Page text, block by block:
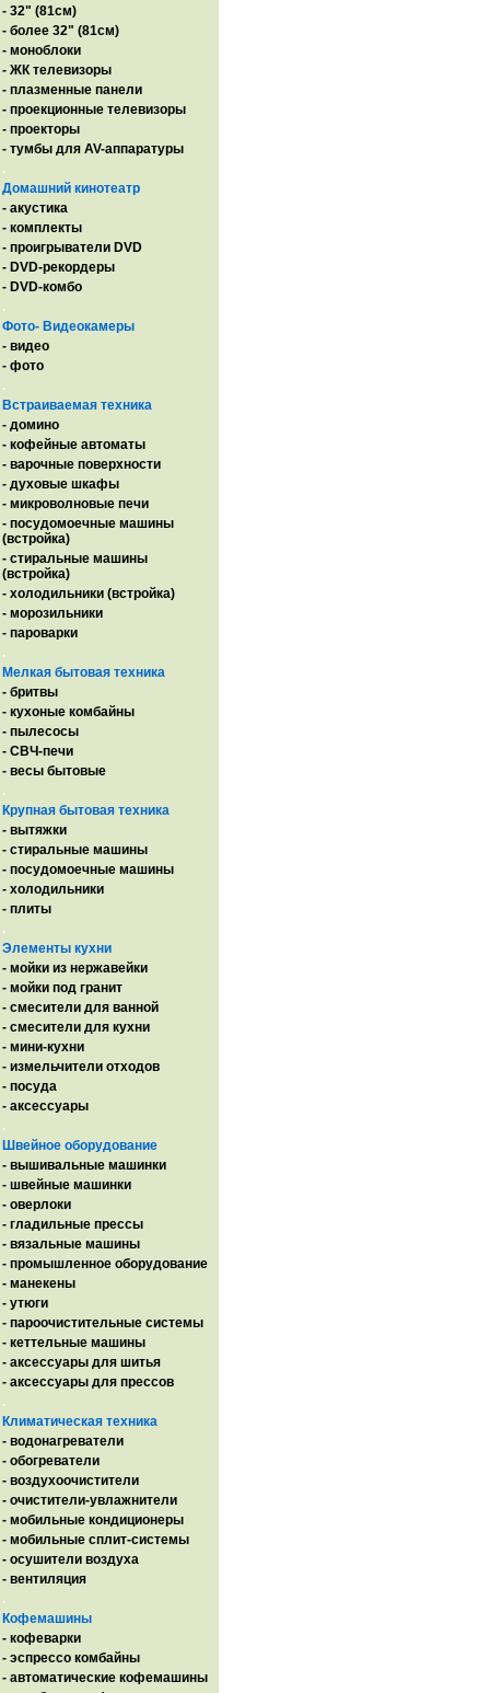
- 32" (81см)
- более 32" (81см)
- моноблоки
- ЖК телевизоры
- плазменные панели
- проекционные телевизоры
- проекторы
- тумбы для AV-аппаратуры
.
Домашний кинотеатр
- акустика
- комплекты
- проигрыватели DVD
- DVD-рекордеры
- DVD-комбо
.
Фото- Видеокамеры
- видео
- фото
.
Встраиваемая техника
- домино
- кофейные автоматы
- варочные поверхности
- духовые шкафы
- микроволновые печи
- посудомоечные машины
(встройка)
- стиральные машины
(встройка)
- холодильники (встройка)
- морозильники
- пароварки
.
Мелкая бытовая техника
- бритвы
- кухоные комбайны
- пылесосы
- СВЧ-печи
- весы бытовые
.
Крупная бытовая техника
- вытяжки
- стиральные машины
- посудомоечные машины
- холодильники
- плиты
.
Элементы кухни
- мойки из нержавейки
- мойки под гранит
- смесители для ванной
- смесители для кухни
- мини-кухни
- измельчители отходов
- посуда
- аксессуары
.
Швейное оборудование
- вышивальные машинки
- швейные машинки
- оверлоки
- гладильные прессы
- вязальные машины
- промышленное оборудование
- манекены
- утюги
- пароочистительные системы
- кеттельные машины
- аксессуары для шитья
- аксессуары для прессов
.
Климатическая техника
- водонагреватели
- обогреватели
- воздухоочистители
- очистители-увлажнители
- мобильные кондиционеры
- мобильные сплит-системы
- осушители воздуха
- вентиляция
.
Кофемашины
- кофеварки
- эспрессо комбайны
- автоматические кофемашины